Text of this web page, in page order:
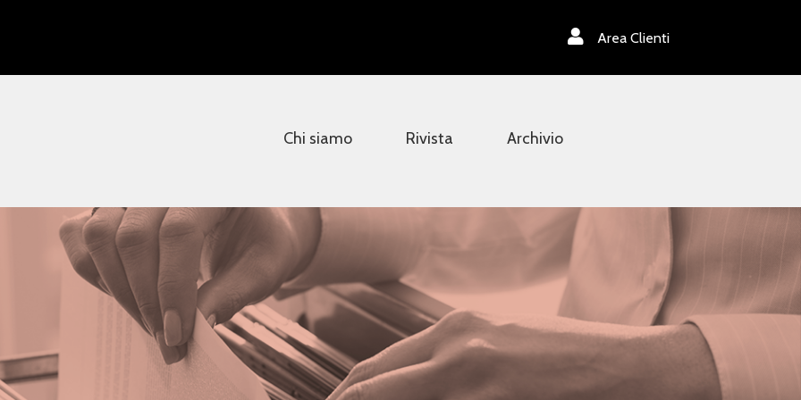
Area Clienti
Chi siamo Rivista Archivio